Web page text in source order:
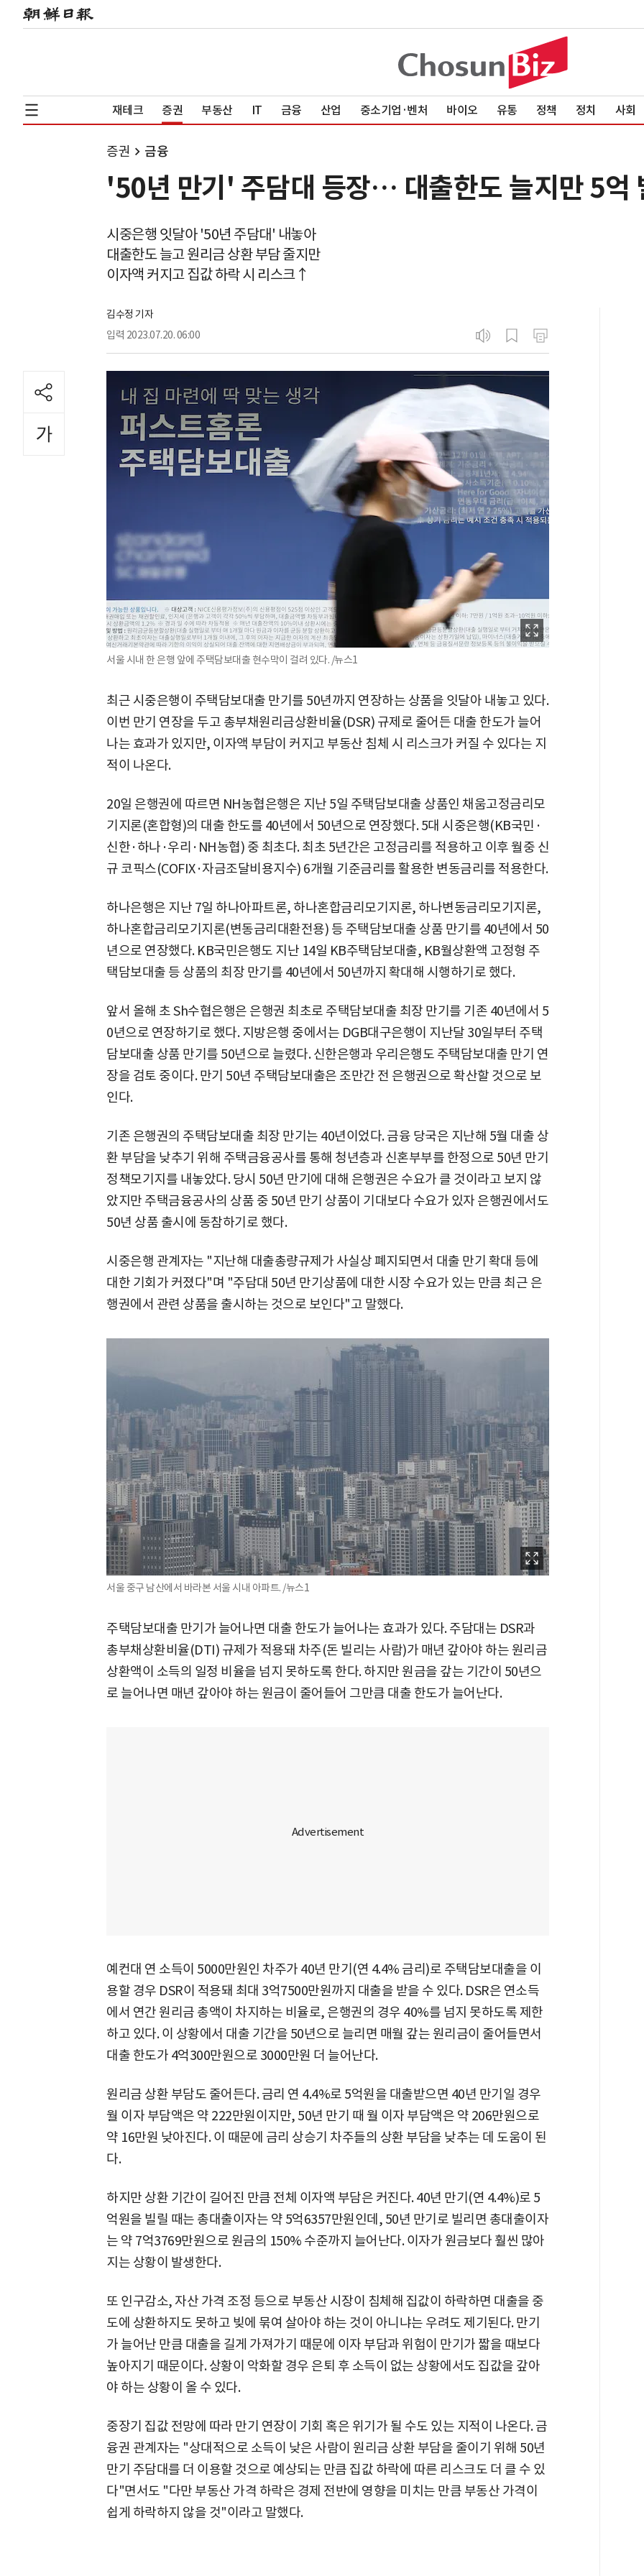
재테크 증권 부동산 IT 금융 산업 중소기업·벤처 바이오 유통 정책 정치 사회
증권 금융
'50년 만기' 주담대 등장… 대출한도 늘지만 5억
시중은행 잇달아 '50년 주담대' 내놓아
대출한도 늘고 원리금 상환 부담 줄지만
이자액 커지고 집값 하락 시 리스크↑
김수정 기자
입력 2023.07.20. 06:00
서울 시내 한 은행 앞에 주택담보대출 현수막이 걸려 있다. /뉴스1
최근 시중은행이 주택담보대출 만기를 50년까지 연장하는 상품을 잇달아 내놓고 있다.
이번 만기 연장을 두고 총부채원리금상환비율(DSR) 규제로 줄어든 대출 한도가 늘어
나는 효과가 있지만, 이자액 부담이 커지고 부동산 침체 시 리스크가 커질 수 있다는 지
적이 나온다.
20일 은행권에 따르면 NH농협은행은 지난 5일 주택담보대출 상품인 채움고정금리모
기지론(혼합형)의 대출 한도를 40년에서 50년으로 연장했다. 5대 시중은행(KB국민·
신한·하나·우리·NH농협) 중 최초다. 최초 5년간은 고정금리를 적용하고 이후 월중 신
규 코픽스(COFIX·자금조달비용지수) 6개월 기준금리를 활용한 변동금리를 적용한다.
하나은행은 지난 7일 하나아파트론, 하나혼합금리모기지론, 하나변동금리모기지론,
하나혼합금리모기지론(변동금리대환전용) 등 주택담보대출 상품 만기를 40년에서 50
년으로 연장했다. KB국민은행도 지난 14일 KB주택담보대출, KB월상환액 고정형 주
택담보대출 등 상품의 최장 만기를 40년에서 50년까지 확대해 시행하기로 했다.
앞서 올해 초 Sh수협은행은 은행권 최초로 주택담보대출 최장 만기를 기존 40년에서 5
0년으로 연장하기로 했다. 지방은행 중에서는 DGB대구은행이 지난달 30일부터 주택
담보대출 상품 만기를 50년으로 늘렸다. 신한은행과 우리은행도 주택담보대출 만기 연
장을 검토 중이다. 만기 50년 주택담보대출은 조만간 전 은행권으로 확산할 것으로 보
인다.
기존 은행권의 주택담보대출 최장 만기는 40년이었다. 금융 당국은 지난해 5월 대출 상
환 부담을 낮추기 위해 주택금융공사를 통해 청년층과 신혼부부를 한정으로 50년 만기
정책모기지를 내놓았다. 당시 50년 만기에 대해 은행권은 수요가 클 것이라고 보지 않
았지만 주택금융공사의 상품 중 50년 만기 상품이 기대보다 수요가 있자 은행권에서도
50년 상품 출시에 동참하기로 했다.
시중은행 관계자는 "지난해 대출총량규제가 사실상 폐지되면서 대출 만기 확대 등에
대한 기회가 커졌다"며 "주담대 50년 만기상품에 대한 시장 수요가 있는 만큼 최근 은
행권에서 관련 상품을 출시하는 것으로 보인다"고 말했다.
서울 중구 남산에서 바라본 서울 시내 아파트. /뉴스1
주택담보대출 만기가 늘어나면 대출 한도가 늘어나는 효과가 있다. 주담대는 DSR과
총부채상환비율(DTI) 규제가 적용돼 차주(돈 빌리는 사람)가 매년 갚아야 하는 원리금
상환액이 소득의 일정 비율을 넘지 못하도록 한다. 하지만 원금을 갚는 기간이 50년으
로 늘어나면 매년 갚아야 하는 원금이 줄어들어 그만큼 대출 한도가 늘어난다.
예컨대 연 소득이 5000만원인 차주가 40년 만기(연 4.4% 금리)로 주택담보대출을 이
용할 경우 DSR이 적용돼 최대 3억7500만원까지 대출을 받을 수 있다. DSR은 연소득
에서 연간 원리금 총액이 차지하는 비율로, 은행권의 경우 40%를 넘지 못하도록 제한
하고 있다. 이 상황에서 대출 기간을 50년으로 늘리면 매월 갚는 원리금이 줄어들면서
대출 한도가 4억300만원으로 3000만원 더 늘어난다.
원리금 상환 부담도 줄어든다. 금리 연 4.4%로 5억원을 대출받으면 40년 만기일 경우
월 이자 부담액은 약 222만원이지만, 50년 만기 때 월 이자 부담액은 약 206만원으로
약 16만원 낮아진다. 이 때문에 금리 상승기 차주들의 상환 부담을 낮추는 데 도움이 된
다.
하지만 상환 기간이 길어진 만큼 전체 이자액 부담은 커진다. 40년 만기(연 4.4%)로 5
억원을 빌릴 때는 총대출이자는 약 5억6357만원인데, 50년 만기로 빌리면 총대출이자
는 약 7억3769만원으로 원금의 150% 수준까지 늘어난다. 이자가 원금보다 훨씬 많아
지는 상황이 발생한다.
또 인구감소, 자산 가격 조정 등으로 부동산 시장이 침체해 집값이 하락하면 대출을 중
도에 상환하지도 못하고 빚에 묶여 살아야 하는 것이 아니냐는 우려도 제기된다. 만기
가 늘어난 만큼 대출을 길게 가져가기 때문에 이자 부담과 위험이 만기가 짧을 때보다
높아지기 때문이다. 상황이 악화할 경우 은퇴 후 소득이 없는 상황에서도 집값을 갚아
야 하는 상황이 올 수 있다.
중장기 집값 전망에 따라 만기 연장이 기회 혹은 위기가 될 수도 있는 지적이 나온다. 금
융권 관계자는 "상대적으로 소득이 낮은 사람이 원리금 상환 부담을 줄이기 위해 50년
만기 주담대를 더 이용할 것으로 예상되는 만큼 집값 하락에 따른 리스크도 더 클 수 있
다"면서도 "다만 부동산 가격 하락은 경제 전반에 영향을 미치는 만큼 부동산 가격이
쉽게 하락하지 않을 것"이라고 말했다.